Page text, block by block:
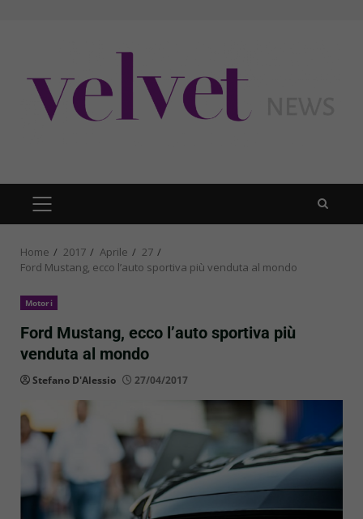
PRIMARY
MENU
Home 2017 Aprile
27
Ford Mustang, ecco l’auto sportiva più venduta al mondo
Motori
Ford Mustang, ecco l’auto sportiva più
venduta al mondo
Stefano D'Alessio 27/04/2017